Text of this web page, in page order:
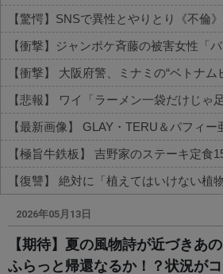
Powered by livedoor 相互RSS
2026年05月13日
【期待】夏の風物詩が近づきあ
ふらっと帰還なるか！？状況が